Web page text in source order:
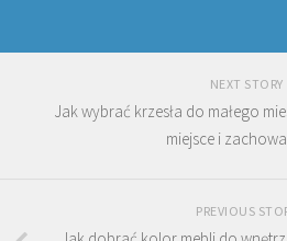
NEXT STORY
Jak wybrać krzesła do małego
miejsce i
PREVIOUS